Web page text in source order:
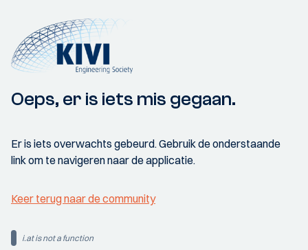
Oeps, er is iets mis gegaan.
Er is iets overwachts gebeurd. Gebruik de onderstaande
link om te navigeren naar de applicatie.
Keer terug naar de community
i.at is not a function